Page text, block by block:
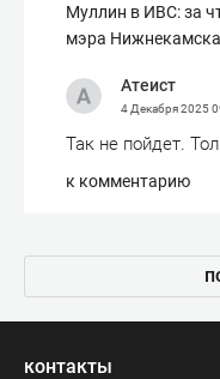
Муллин в ИВС: за
мэра
Атеист
4 Декабря 2025
Так не пойдет.
к комментарию
контакты